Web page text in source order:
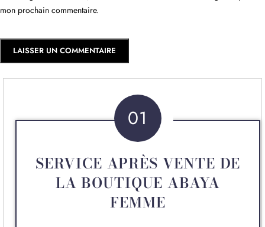
mon prochain commentaire.
01
SERVICE APRÈS VENTE DE
LA BOUTIQUE ABAYA
FEMME